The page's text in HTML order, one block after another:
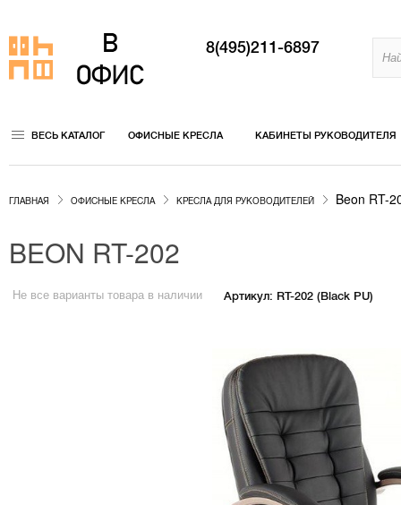
8(495)211-6897
ВЕСЬ КАТАЛОГ ОФИСНЫЕ КРЕСЛА КАБИНЕТЫ РУКОВОДИТЕЛЯ
ГЛАВНАЯ ОФИСНЫЕ КРЕСЛА КРЕСЛА ДЛЯ РУКОВОДИТЕЛЕЙ Beon RT-
BEON RT-202
Не все варианты товара в наличии Артикул: RT-202 (Black PU)